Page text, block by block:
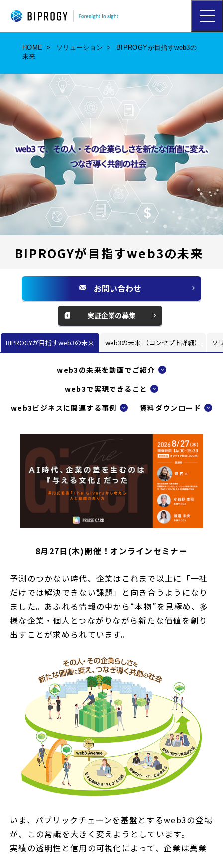
ハ
ン
メ
ー
を
く
HOME ソリューション
BIPROGYが目指すweb3の
未来
BIPROGYが目指すweb3の未来
お問い合わせ
ウ
ィ
ン
ド
ウ
開
く
実証企業の募集
別
ィ
ド
ウ
開
BIPROGYが目指すweb3の未来 web3の未来 （コンセプト詳細） ソ
web3の未来を動画でご紹介
web3で実現できること
web3ビジネスに関連する事例
資料ダウンロード
8月27日(木)開催！オンラインセミナー
予測のつかない時代、企業はこれまで以上に「一社
だけでは解決できない課題」と向き合うようになり
ました。あふれる情報の中から“本物”を見極め、多
様な企業・個人とつながりながら新たな価値を創り
出すことが求められています。
いま、パブリックチェーンを基盤とするweb3の登場
が、この常識を大きく変えようとしています。
実績の透明性と信用の可視化によって、企業は異業